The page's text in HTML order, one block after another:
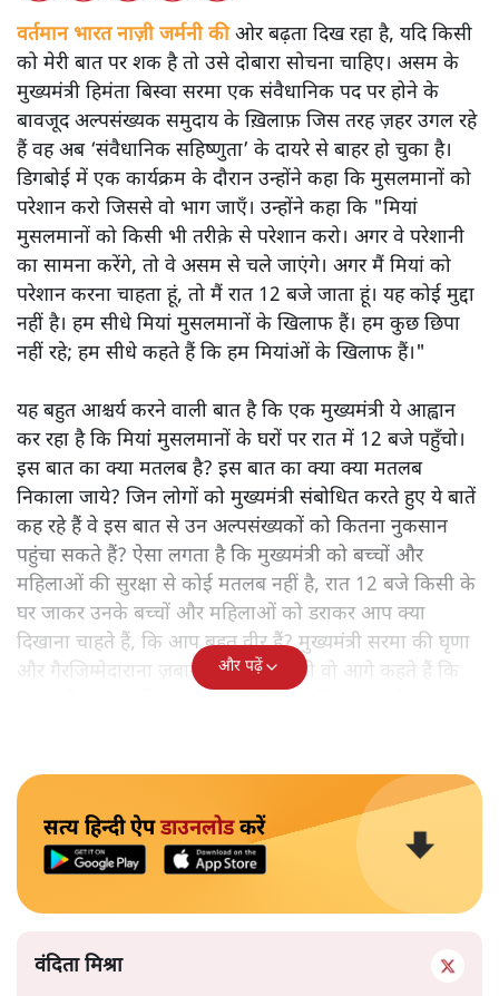
वर्तमान भारत नाज़ी जर्मनी कीओर बढ़ता दिख रहा है, यदि किसी
को मेरी बात पर शक है तो उसे दोबारा सोचना चाहिए। असम के
मुख्यमंत्री हिमंता बिस्वा सरमा एक संवैधानिक पद पर होने के
बावजूद अल्पसंख्यक समुदाय के ख़िलाफ़ जिस तरह ज़हर उगल रहे
हैं वह अब ‘संवैधानिक सहिष्णुता’ के दायरे से बाहर हो चुका है।
डिगबोई में एक कार्यक्रम के दौरान उन्होंने कहा कि मुसलमानों को
परेशान करो जिससे वो भाग जाएँ। उन्होंने कहा कि "मियां
मुसलमानों को किसी भी तरीक़े से परेशान करो। अगर वे परेशानी
का सामना करेंगे, तो वे असम से चले जाएंगे। अगर मैं मियां को
परेशान करना चाहता हूं, तो मैं रात 12 बजे जाता हूं। यह कोई मुद्दा
नहीं है। हम सीधे मियां मुसलमानों के खिलाफ हैं। हम कुछ छिपा
नहीं रहे; हम सीधे कहते हैं कि हम मियांओं के खिलाफ हैं।"
यह बहुत आश्चर्य करने वाली बात है कि एक मुख्यमंत्री ये आह्वान
कर रहा है कि मियांं मुसलमानों के घरों पर रात में 12 बजे पहुँचो।
इस बात का क्या मतलब है? इस बात का क्या क्या मतलब
निकाला जाये? जिन लोगों को मुख्यमंत्री संबोधित करते हुए ये बातें
कह रहे हैं वे इस बात से उन अल्पसंख्यकों को कितना नुकसान
पहुंचा सकते हैं? ऐसा लगता है कि मुख्यमंत्री को बच्चों और
महिलाओं की सुरक्षा से कोई मतलब नहीं है, रात 12 बजे किसी के
घर जाकर उनके बच्चों और महिलाओं को डराकर आप क्या
दिखाना चाहते हैं, कि आप बहुत वीर हैं? मुख्यमंत्री सरमा की घृणा
और गैरजिम्मेदाराना ज़बान यहीं नहीं रुकती वो आगे कहते हैं कि
और पढ़ें
सत्य हिन्दी ऐपडाउनलोडकरें
वंदिता मिश्रा